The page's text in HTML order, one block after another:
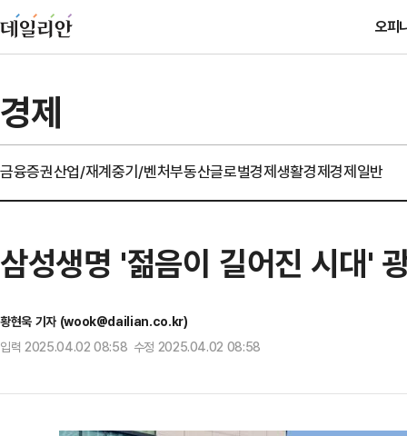
오피
경제
금융증권산업/재계중기/벤처부동산글로벌경제생활경제경제일반
삼성생명 '젊음이 길어진 시대'
황현욱 기자 (wook@dailian.co.kr)
입력 2025.04.02 08:58 수정 2025.04.02 08:58